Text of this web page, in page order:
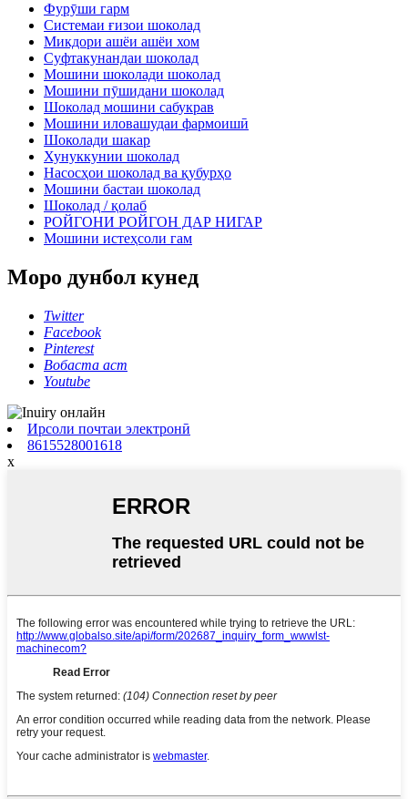
Фурӯши гарм
Системаи ғизои шоколад
Микдори ашёи ашёи хом
Суфтакунандаи шоколад
Мошини шоколади шоколад
Мошини пӯшидани шоколад
Шоколад мошини сабукрав
Мошини иловашудаи фармоишӣ
Шоколади шакар
Хунуккунии шоколад
Насосҳои шоколад ва қубурҳо
Мошини бастаи шоколад
Шоколад / қолаб
РОЙГОНИ РОЙГОН ДАР НИГАР
Мошини истеҳсоли гам
Моро дунбол кунед
Twitter
Facebook
Pinterest
Вобаста аст
Youtube
Ирсоли почтаи электронӣ
8615528001618
x